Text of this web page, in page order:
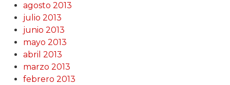
agosto 2013
julio 2013
junio 2013
mayo 2013
abril 2013
marzo 2013
febrero 2013